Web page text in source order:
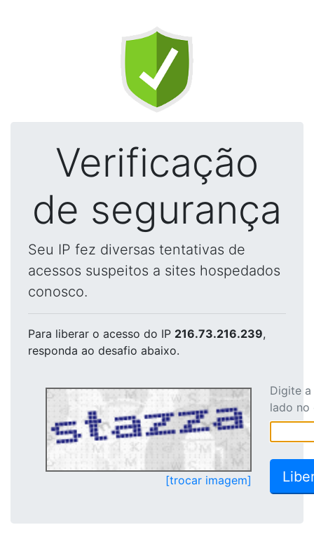
Verificação
de segurança
Seu IP fez diversas tentativas de
acessos suspeitos a sites hospedados
conosco.
Para liberar o acesso do IP 216.73.216.239,
responda ao desafio abaixo.
[trocar imagem]
Digite
lado no